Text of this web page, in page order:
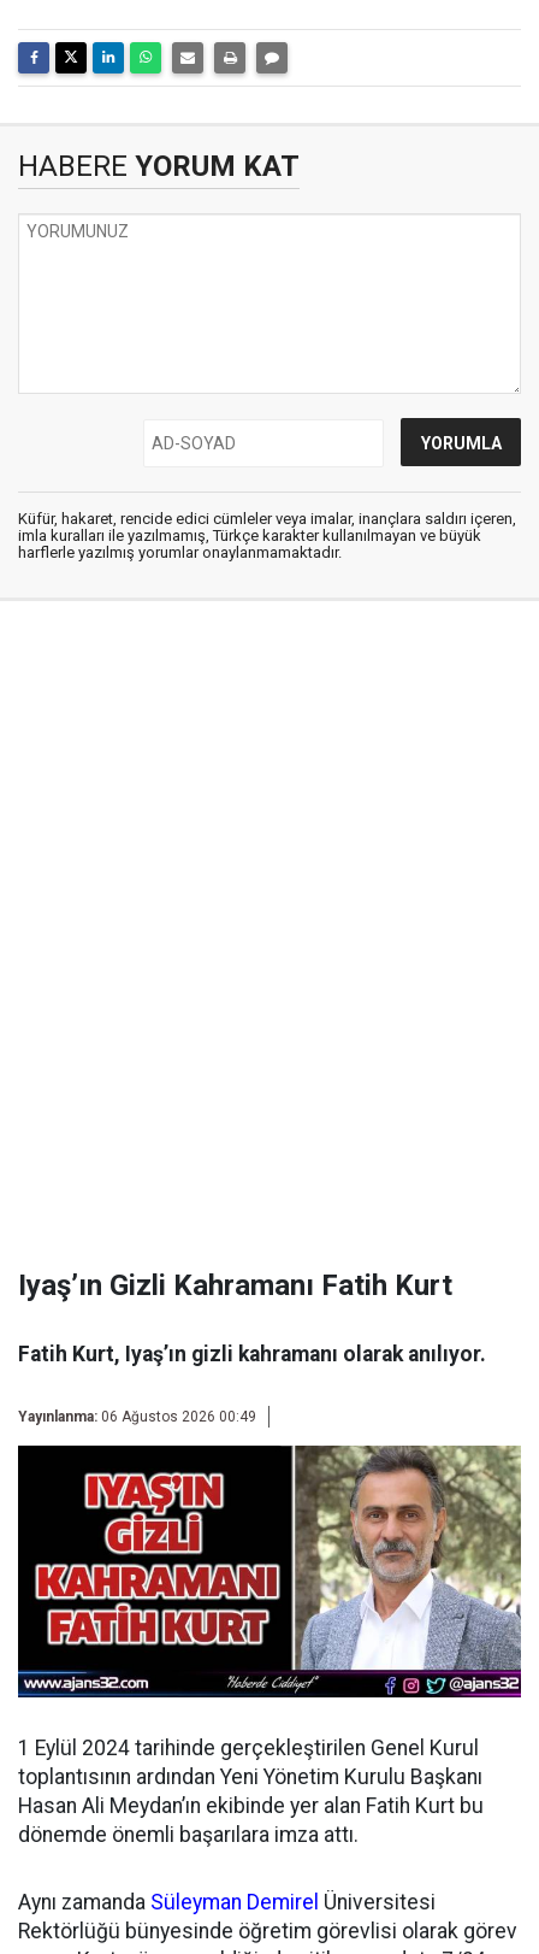
HABERE YORUM KAT
Küfür, hakaret, rencide edici cümleler veya imalar, inançlara saldırı içeren,
imla kuralları ile yazılmamış, Türkçe karakter kullanılmayan ve büyük
harflerle yazılmış yorumlar onaylanmamaktadır.
Iyaş’ın Gizli Kahramanı Fatih Kurt
Fatih Kurt, Iyaş’ın gizli kahramanı olarak anılıyor.
Yayınlanma: 06 Ağustos 2026 00:49
1 Eylül 2024 tarihinde gerçekleştirilen Genel Kurul
toplantısının ardından Yeni Yönetim Kurulu Başkanı
Hasan Ali Meydan’ın ekibinde yer alan Fatih Kurt bu
dönemde önemli başarılara imza attı.
Aynı zamanda Süleyman Demirel Üniversitesi
Rektörlüğü bünyesinde öğretim görevlisi olarak görev